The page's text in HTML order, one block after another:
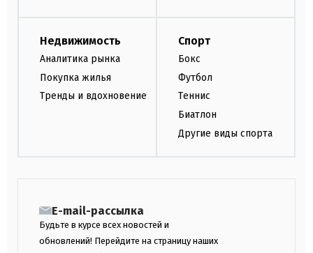
Недвижимость
Аналитика рынка
Покупка жилья
Тренды и вдохновение
Спорт
Бокс
Футбол
Теннис
Биатлон
Другие виды спорта
E-mail-рассылка
Будьте в курсе всех новостей и
обновлений! Перейдите на страницу наших